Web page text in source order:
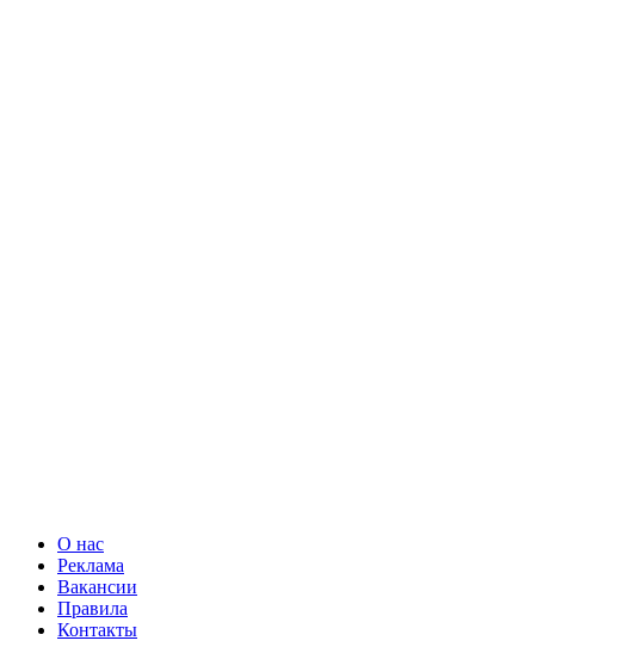
О нас
Реклама
Вакансии
Правила
Контакты